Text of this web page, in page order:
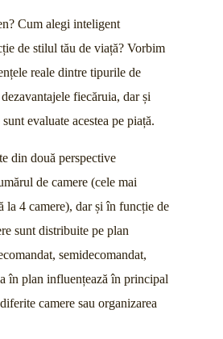
Cum alegi inteligent
de stilul tău de viață? Vorbim
reale dintre tipurile de
fiecăruia, dar și
evaluate acestea pe piață.
din două perspective
de camere (cele mai
la 4 camere), dar și în funcție de
sunt distribuite pe plan
semidecomandat,
în plan influențează în principal
camere sau organizarea